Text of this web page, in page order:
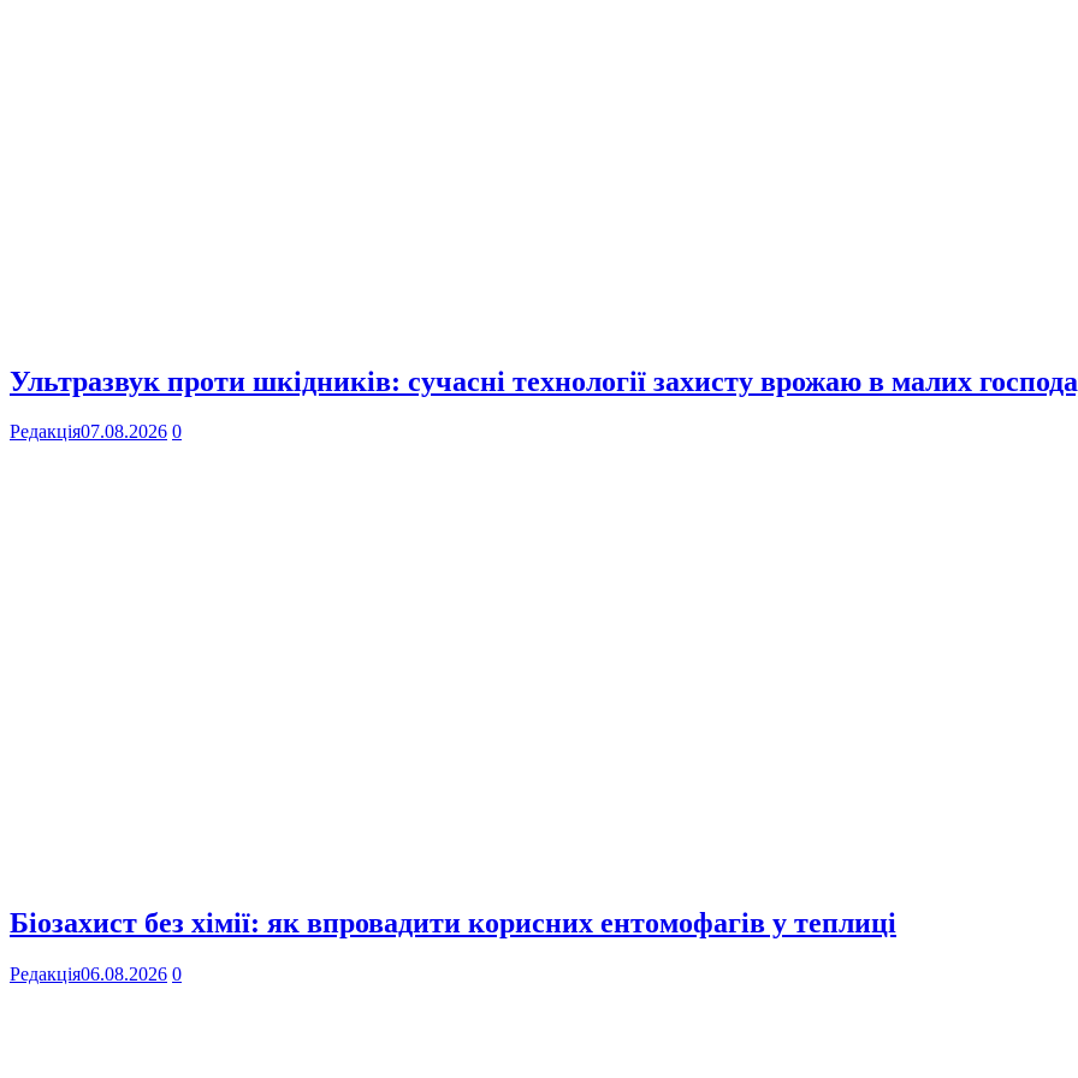
Ультразвук проти шкідників: сучасні технології захисту врожаю в малих
Редакція07.08.2026 0
Біозахист без хімії: як впровадити корисних ентомофагів у теплиці
Редакція06.08.2026 0